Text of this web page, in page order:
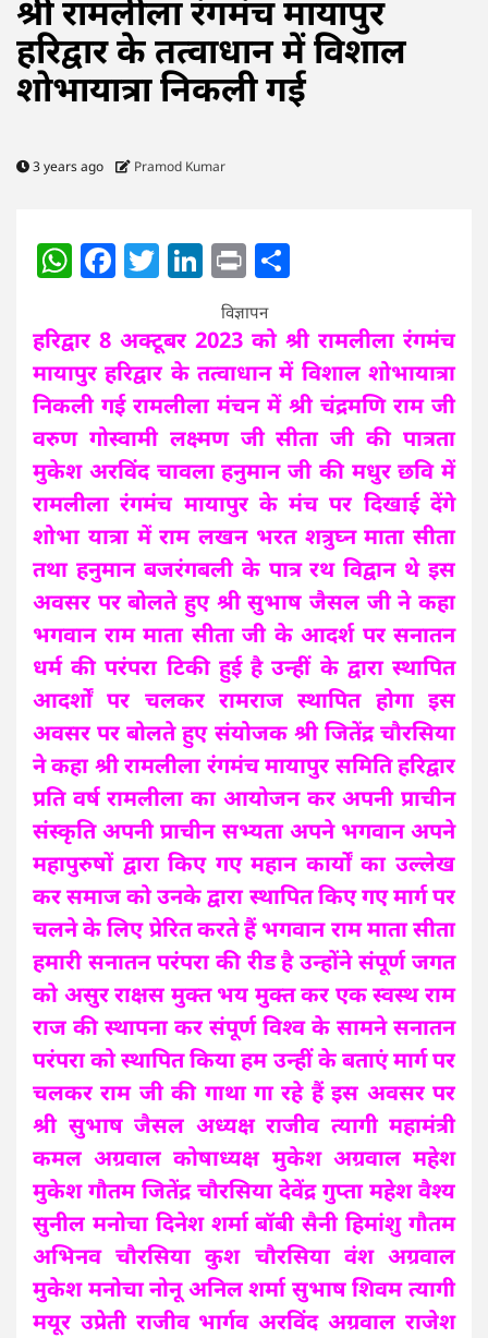
श्री रामलीला रंगमंच मायापुर
हरिद्वार के तत्वाधान में विशाल
शोभायात्रा निकली गई
3 years ago Pramod Kumar
WhatsApp
Facebook
Twitter
LinkedIn
Print
विज्ञापन
हरिद्वार 8 अक्टूबर 2023 को श्री रामलीला रंगमंच
मायापुर हरिद्वार के तत्वाधान में विशाल शोभायात्रा
निकली गई रामलीला मंचन में श्री चंद्रमणि राम जी
वरुण गोस्वामी लक्ष्मण जी सीता जी की पात्रता
मुकेश अरविंद चावला हनुमान जी की मधुर छवि में
रामलीला रंगमंच मायापुर के मंच पर दिखाई देंगे
शोभा यात्रा में राम लखन भरत शत्रुघ्न माता सीता
तथा हनुमान बजरंगबली के पात्र रथ विद्वान थे इस
अवसर पर बोलते हुए श्री सुभाष जैसल जी ने कहा
भगवान राम माता सीता जी के आदर्श पर सनातन
धर्म की परंपरा टिकी हुई है उन्हीं के द्वारा स्थापित
आदर्शों पर चलकर रामराज स्थापित होगा इस
अवसर पर बोलते हुए संयोजक श्री जितेंद्र चौरसिया
ने कहा श्री रामलीला रंगमंच मायापुर समिति हरिद्वार
प्रति वर्ष रामलीला का आयोजन कर अपनी प्राचीन
संस्कृति अपनी प्राचीन सभ्यता अपने भगवान अपने
महापुरुषों द्वारा किए गए महान कार्यों का उल्लेख
कर समाज को उनके द्वारा स्थापित किए गए मार्ग पर
चलने के लिए प्रेरित करते हैं भगवान राम माता सीता
हमारी सनातन परंपरा की रीड है उन्होंने संपूर्ण जगत
को असुरराक्षस मुक्त भय मुक्त कर एक स्वस्थ राम
राज की स्थापना कर संपूर्ण विश्व के सामने सनातन
परंपरा को स्थापित किया हम उन्हीं के बताएं मार्ग पर
चलकर राम जी की गाथा गा रहे हैं इस अवसर पर
श्री सुभाष जैसल अध्यक्ष राजीव त्यागी महामंत्री
कमल अग्रवाल कोषाध्यक्ष मुकेश अग्रवाल महेश
मुकेश गौतम जितेंद्र चौरसिया देवेंद्र गुप्ता महेश वैश्य
सुनील मनोचा दिनेश शर्मा बॉबी सैनी हिमांशु गौतम
अभिनव चौरसिया कुश चौरसिया वंश अग्रवाल
मुकेश मनोचा नोनू अनिल शर्मा सुभाष शिवम त्यागी
मयूर उप्रेती राजीव भार्गव अरविंद अग्रवाल राजेश